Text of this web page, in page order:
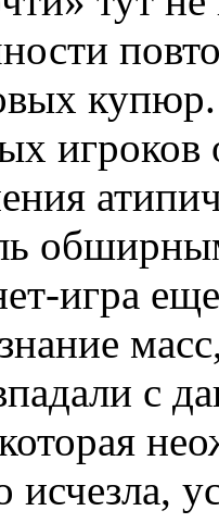
игроков
игра
с
исчезла,